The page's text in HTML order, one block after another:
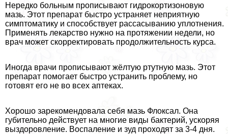
Нередко больным прописывают гидрокортизоновую
мазь. Этот препарат быстро устраняет неприятную
симптоматику и способствует рассасыванию уплотнения.
Применять лекарство нужно на протяжении недели, но
врач может скорректировать продолжительность курса.
Иногда врачи прописывают жёлтую ртутную мазь. Этот
препарат помогает быстро устранить проблему, но
готовят его не во всех аптеках.
Хорошо зарекомендовала себя мазь Флоксал. Она
губительно действует на многие виды бактерий, ускоряя
выздоровление. Воспаление и зуд проходят за 3-4 дня.